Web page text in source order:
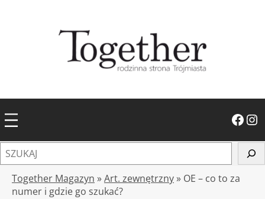
Facebook Instagram
z
Together Magazyn »Art. zewnętrzny» OE – co to za
numer i gdzie go szukać?